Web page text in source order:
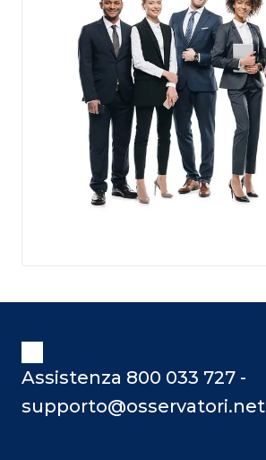
Assistenza 800 033 727 -
supporto@osservatori.net